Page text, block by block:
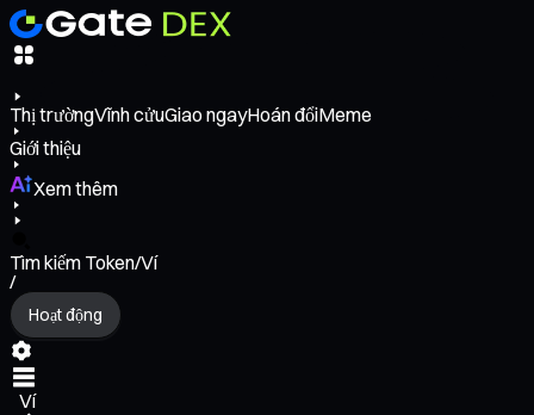
Thị trườngVĩnh cửuGiao ngayHoán đổiMeme
Giới thiệu
Xem thêm
Tìm kiếm Token/Ví
/
Hoạt động
Ví